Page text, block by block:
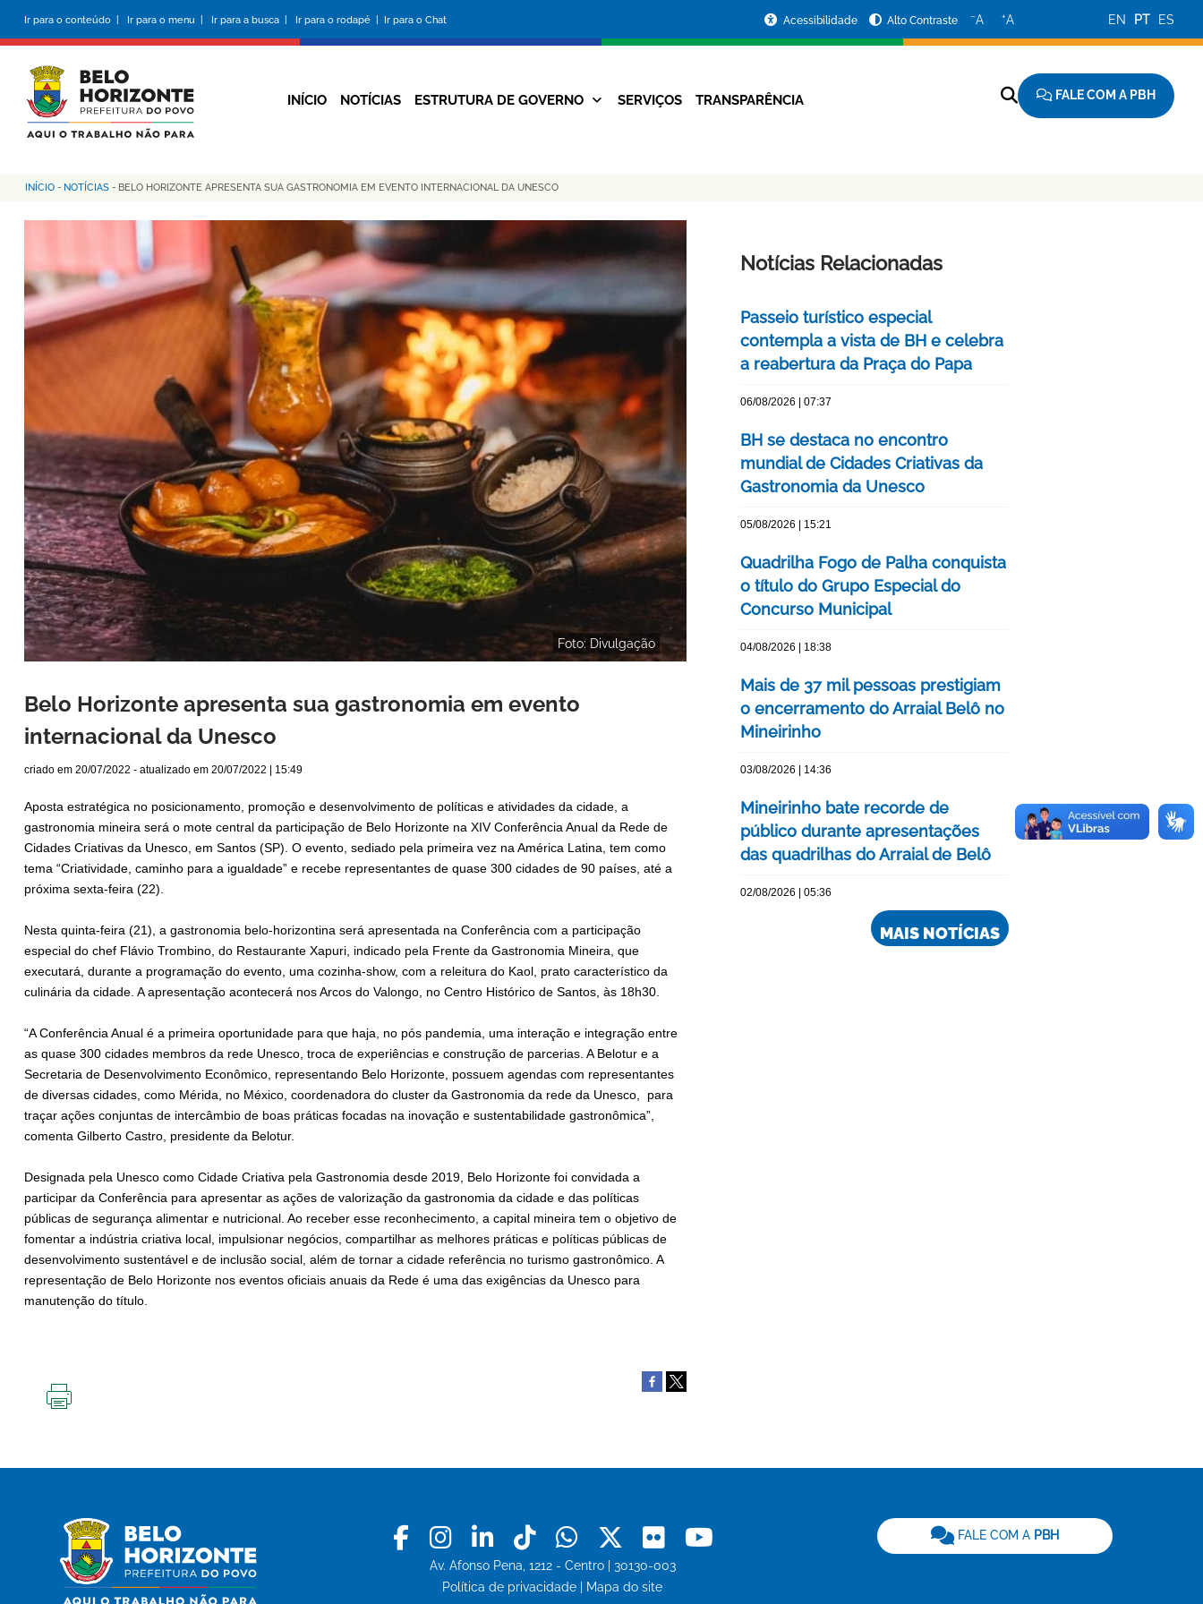
conteúdo
principal
Ir para o conteúdo | Ir para o menu | Ir para a busca | Ir para o rodapé | Ir para o Chat
da
Prefeitura
Acessibilidade Alto Contraste −A +A EN PT ES
Navegação
INÍCIO NOTÍCIAS ESTRUTURA DE GOVERNO SERVIÇOS TRANSPARÊNCIA FALE COM A PBH
Trilha
de
navegação
INÍCIO - NOTÍCIAS - BELO HORIZONTE APRESENTA SUA GASTRONOMIA EM EVENTO INTERNACIONAL DA UNESCO
Foto: Divulgação
Belo Horizonte apresenta sua gastronomia em evento
internacional da Unesco
criado em 20/07/2022 - atualizado em 20/07/2022 | 15:49
Aposta estratégica no posicionamento, promoção e desenvolvimento de políticas e atividades da cidade, a
gastronomia mineira será o mote central da participação de Belo Horizonte na XIV Conferência Anual da Rede de
Cidades Criativas da Unesco, em Santos (SP). O evento, sediado pela primeira vez na América Latina, tem como
tema “Criatividade, caminho para a igualdade” e recebe representantes de quase 300 cidades de 90 países, até a
próxima sexta-feira (22).
Nesta quinta-feira (21), a gastronomia belo-horizontina será apresentada na Conferência com a participação
especial do chef Flávio Trombino, do Restaurante Xapuri, indicado pela Frente da Gastronomia Mineira, que
executará, durante a programação do evento, uma cozinha-show, com a releitura do Kaol, prato característico da
culinária da cidade. A apresentação acontecerá nos Arcos do Valongo, no Centro Histórico de Santos, às 18h30.
“A Conferência Anual é a primeira oportunidade para que haja, no pós pandemia, uma interação e integração entre
as quase 300 cidades membros da rede Unesco, troca de experiências e construção de parcerias. A Belotur e a
Secretaria de Desenvolvimento Econômico, representando Belo Horizonte, possuem agendas com representantes
de diversas cidades, como Mérida, no México, coordenadora do cluster da Gastronomia da rede da Unesco, para
traçar ações conjuntas de intercâmbio de boas práticas focadas na inovação e sustentabilidade gastronômica”,
comenta Gilberto Castro, presidente da Belotur.
Designada pela Unesco como Cidade Criativa pela Gastronomia desde 2019, Belo Horizonte foi convidada a
participar da Conferência para apresentar as ações de valorização da gastronomia da cidade e das políticas
públicas de segurança alimentar e nutricional. Ao receber esse reconhecimento, a capital mineira tem o objetivo de
fomentar a indústria criativa local, impulsionar negócios, compartilhar as melhores práticas e políticas públicas de
desenvolvimento sustentável e de inclusão social, além de tornar a cidade referência no turismo gastronômico. A
representação de Belo Horizonte nos eventos oficiais anuais da Rede é uma das exigências da Unesco para
manutenção do título.
Notícias Relacionadas
Passeio turístico especial
contempla a vista de BH e celebra
a reabertura da Praça do Papa
06/08/2026 | 07:37
BH se destaca no encontro
mundial de Cidades Criativas da
Gastronomia da Unesco
05/08/2026 | 15:21
Quadrilha Fogo de Palha conquista
o título do Grupo Especial do
Concurso Municipal
04/08/2026 | 18:38
Mais de 37 mil pessoas prestigiam
o encerramento do Arraial Belô no
Mineirinho
03/08/2026 | 14:36
Mineirinho bate recorde de
público durante apresentações
das quadrilhas do Arraial de Belô
02/08/2026 | 05:36
MAIS NOTÍCIAS
Facebook
Instagram
LinkedinTiktokWhatsapp
X Flickr
Av. Afonso Pena, 1212 - Centro | 30130-003
Política de privacidade
Mapa do site
FALE COM A PBH